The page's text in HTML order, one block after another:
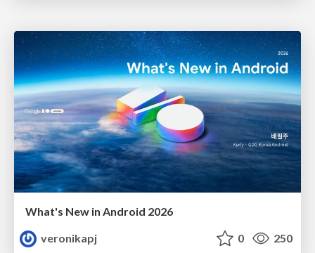
What's New in Android 2026
veronikapj
0 250